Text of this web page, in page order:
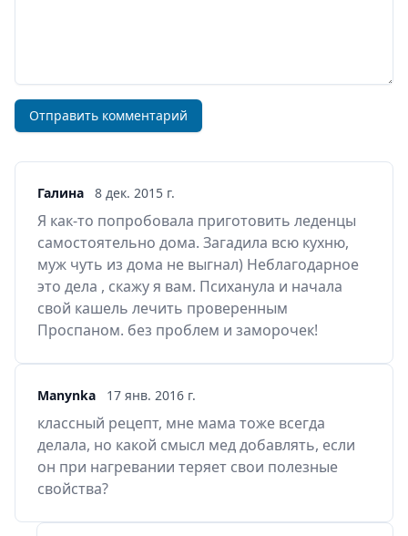
Отправить комментарий
Галина 8 дек. 2015 г.
Я как-то попробовала приготовить леденцы
самостоятельно дома. Загадила всю кухню,
муж чуть из дома не выгнал) Неблагодарное
это дела , скажу я вам. Психанула и начала
свой кашель лечить проверенным
Проспаном. без проблем и заморочек!
Manynka 17 янв. 2016 г.
классный рецепт, мне мама тоже всегда
делала, но какой смысл мед добавлять, если
он при нагревании теряет свои полезные
свойства?